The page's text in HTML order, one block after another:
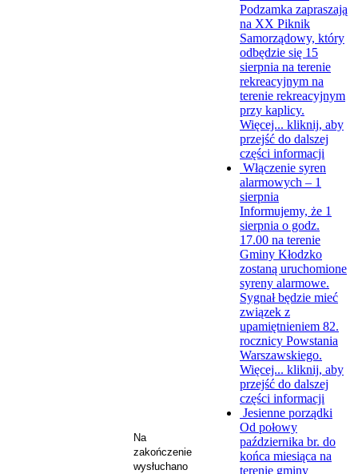
Na
zakończenie
wysłuchano
Podzamka zapraszają
na XX Piknik
Samorządowy, który
odbędzie się 15
sierpnia na terenie
rekreacyjnym na
terenie rekreacyjnym
przy kaplicy.
Więcej... kliknij, aby
przejść do dalszej
części informacji
Włączenie syren
alarmowych – 1
sierpnia
Informujemy, że 1
sierpnia o godz.
17.00 na terenie
Gminy Kłodzko
zostaną uruchomione
syreny alarmowe.
Sygnał będzie mieć
związek z
upamiętnieniem 82.
rocznicy Powstania
Warszawskiego.
Więcej... kliknij, aby
przejść do dalszej
części informacji
Jesienne porządki
Od połowy
października br. do
końca miesiąca na
terenie gminy